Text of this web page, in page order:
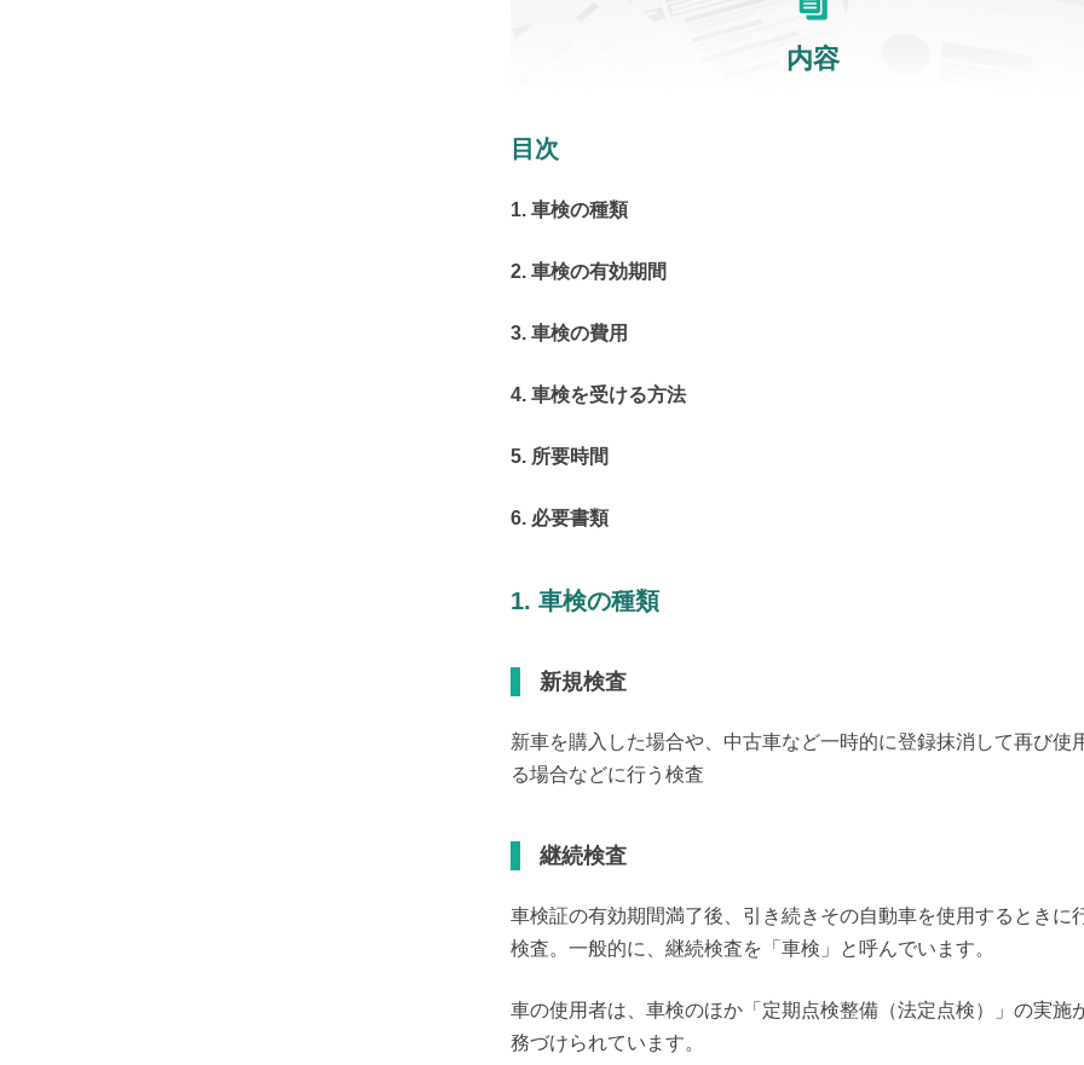
内容
目次
1. 車検の種類
2. 車検の有効期間
3. 車検の費用
4. 車検を受ける方法
5. 所要時間
6. 必要書類
1. 車検の種類
新規検査
新車を購入した場合や、中古車など一時的に登録抹消して再び使
る場合などに行う検査
継続検査
車検証の有効期間満了後、引き続きその自動車を使用するときに
検査。一般的に、継続検査を「車検」と呼んでいます。
車の使用者は、車検のほか「定期点検整備（法定点検）」の実施
務づけられています。